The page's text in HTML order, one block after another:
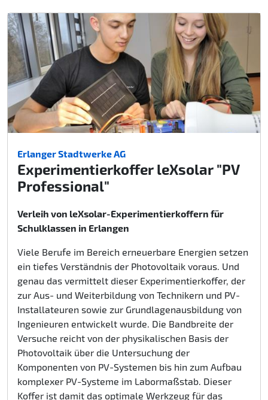
Erlanger Stadtwerke AG
Experimentierkoffer leXsolar "PV
Professional"
Verleih von leXsolar-Experimentierkoffern für
Schulklassen in Erlangen
Viele Berufe im Bereich erneuerbare Energien setzen
ein tiefes Verständnis der Photovoltaik voraus. Und
genau das vermittelt dieser Experimentierkoffer, der
zur Aus- und Weiterbildung von Technikern und PV-
Installateuren sowie zur Grundlagenausbildung von
Ingenieuren entwickelt wurde. Die Bandbreite der
Versuche reicht von der physikalischen Basis der
Photovoltaik über die Untersuchung der
Komponenten von PV-Systemen bis hin zum Aufbau
komplexer PV-Systeme im Labormaßstab. Dieser
Koffer ist damit das optimale Werkzeug für das